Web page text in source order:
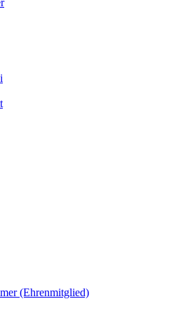
(Ehrenmitglied)